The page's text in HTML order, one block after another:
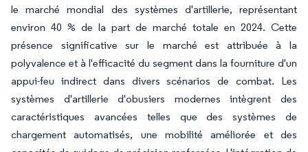
le marché mondial des systèmes d'artillerie, représentant
environ 40 % de la part de marché totale en 2024. Cette
présence significative sur le marché est attribuée à la
polyvalence et à l'efficacité du segment dans la fourniture d'un
appui-feu indirect dans divers scénarios de combat. Les
systèmes d'artillerie d'obusiers modernes intègrent des
caractéristiques avancées telles que des systèmes de
chargement automatisés, une mobilité améliorée et des